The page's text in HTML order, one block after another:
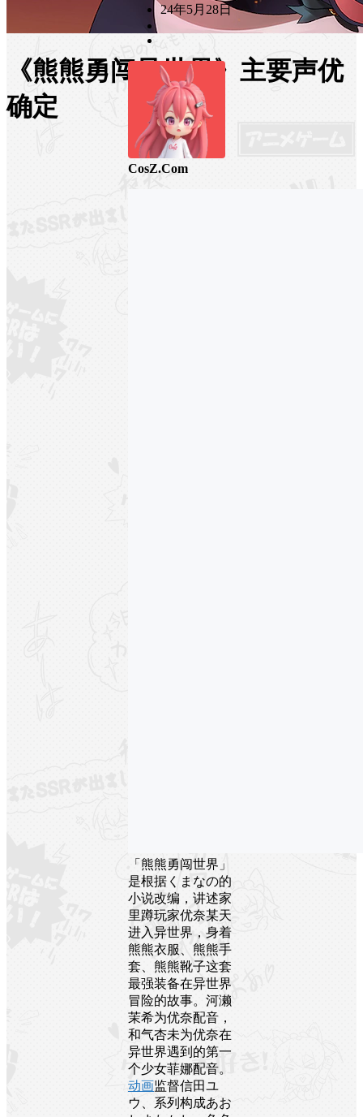
《熊熊勇闯异世界》主要声优
确定
24年5月28日
CosZ.Com
「熊熊勇闯世界」
是根据くまなの的
小说改编，讲述家
里蹲玩家优奈某天
进入异世界，身着
熊熊衣服、熊熊手
套、熊熊靴子这套
最强装备在异世界
冒险的故事。河濑
茉希为优奈配音，
和气杏未为优奈在
异世界遇到的第一
个少女菲娜配音。
动画监督信田ユ
ウ、系列构成あお